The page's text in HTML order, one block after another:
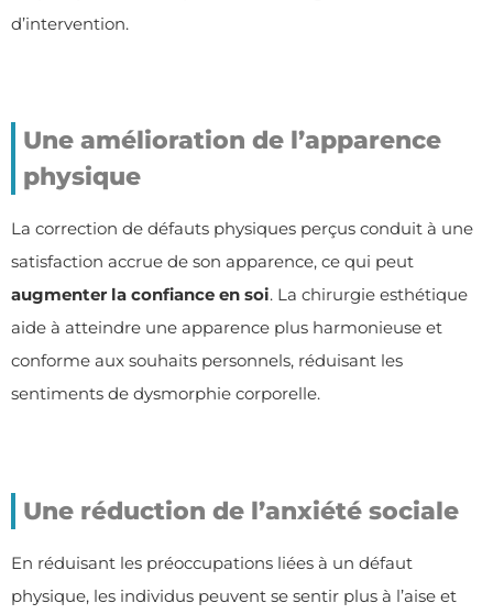
d’intervention.
Une amélioration de l’apparence
physique
La correction de défauts physiques perçus conduit à une
satisfaction accrue de son apparence, ce qui peut
augmenter la confiance en soi. La chirurgie esthétique
aide à atteindre une apparence plus harmonieuse et
conforme aux souhaits personnels, réduisant les
sentiments de dysmorphie corporelle.
Une réduction de l’anxiété sociale
En réduisant les préoccupations liées à un défaut
physique, les individus peuvent se sentir plus à l’aise et